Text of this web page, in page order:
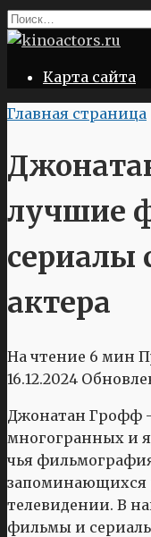
Перейти
к
Search
for:
Карта сайта
Главная страница
лучшие
сериалы
актера
На чтение 6 мин
16.12.2024
Джонатан Грофф
многогранных и
чья
запоминающихся
телевидении. В
фильмы и